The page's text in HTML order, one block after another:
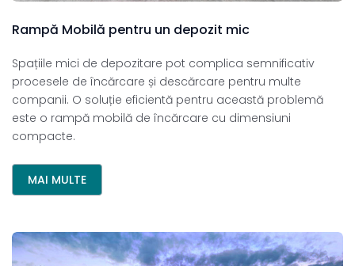
Rampă Mobilă pentru un depozit mic
Spațiile mici de depozitare pot complica semnificativ
procesele de încărcare și descărcare pentru multe
companii. O soluție eficientă pentru această problemă
este o rampă mobilă de încărcare cu dimensiuni
compacte.
MAI MULTE